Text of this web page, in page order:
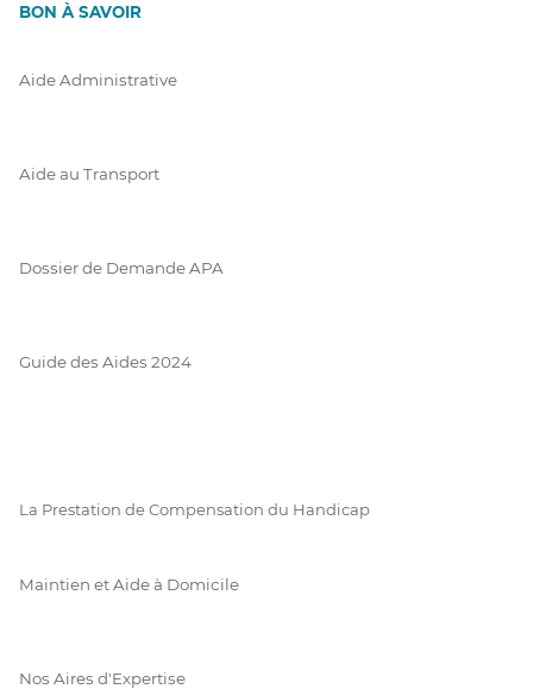
BON À SAVOIR
Aide Administrative
Aide au Transport
Dossier de Demande APA
Guide des Aides 2024
La Prestation de Compensation du Handicap
Maintien et Aide à Domicile
Nos Aires d'Expertise